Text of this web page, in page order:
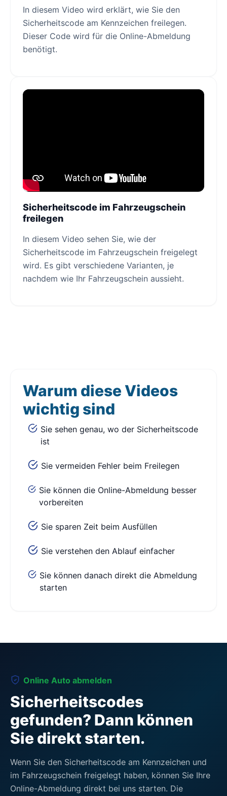
In diesem Video wird erklärt, wie Sie den
Sicherheitscode am Kennzeichen freilegen.
Dieser Code wird für die Online-Abmeldung
benötigt.
Sicherheitscode im Fahrzeugschein
freilegen
In diesem Video sehen Sie, wie der
Sicherheitscode im Fahrzeugschein freigelegt
wird. Es gibt verschiedene Varianten, je
nachdem wie Ihr Fahrzeugschein aussieht.
Warum diese Videos
wichtig sind
Sie sehen genau, wo der Sicherheitscode
ist
Sie vermeiden Fehler beim Freilegen
Sie können die Online-Abmeldung besser
vorbereiten
Sie sparen Zeit beim Ausfüllen
Sie verstehen den Ablauf einfacher
Sie können danach direkt die Abmeldung
starten
Online Auto abmelden
Sicherheitscodes
gefunden? Dann können
Sie direkt starten.
Wenn Sie den Sicherheitscode am Kennzeichen und
im Fahrzeugschein freigelegt haben, können Sie Ihre
Online-Abmeldung direkt bei uns starten. Die